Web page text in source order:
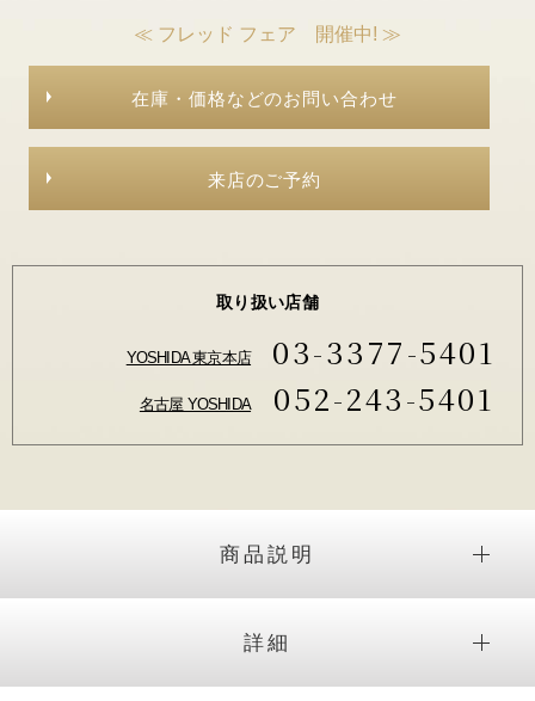
≪ フレッド フェア 開催中! ≫
在庫・価格などのお問い合わせ
来店のご予約
取り扱い店舗
YOSHIDA 東京本店 03-3377-5401
名古屋 YOSHIDA 052-243-5401
商品説明
詳細